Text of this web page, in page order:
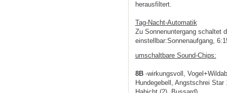
herausfiltert.
Tag-Nacht-Automatik
Zu Sonnenuntergang schaltet
einstellbar:Sonnenaufgang,
umschaltbare Sound-Chips:
8B-wirkungsvoll,
Hundegebell, Angstschrei Star